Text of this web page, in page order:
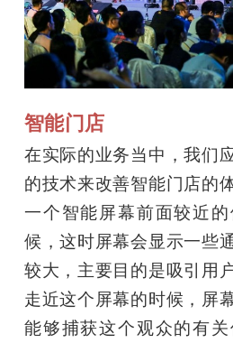
智能门店
在实际的业务当中，我们
的技术来改善智能门店的
一个智能屏幕前面较近
候，这时屏幕会显示一些
较大，主要目的是吸引用
走近这个屏幕的时候，屏
能够捕获这个观众的有